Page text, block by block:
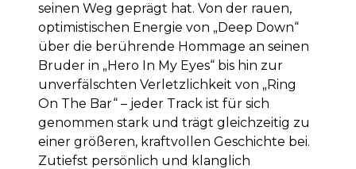
seinen Weg geprägt hat. Von der rauen,
optimistischen Energie von „Deep Down“
über die berührende Hommage an seinen
Bruder in „Hero In My Eyes“ bis hin zur
unverfälschten Verletzlichkeit von „Ring
On The Bar“ – jeder Track ist für sich
genommen stark und trägt gleichzeitig zu
einer größeren, kraftvollen Geschichte bei.
Zutiefst persönlich und klanglich